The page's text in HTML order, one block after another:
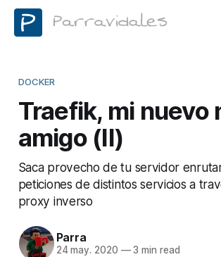
DOCKER
Traefik, mi nuevo
amigo (II)
Saca provecho de tu servidor
peticiones de distintos servicios a
proxy inverso
Parra
24 may. 2020 —3 min read